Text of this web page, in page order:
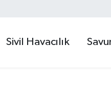
Sivil Havacılık